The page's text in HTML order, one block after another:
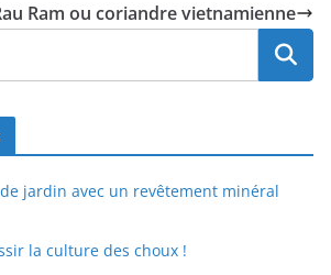
Ram ou coriandre vietnamienne
jardin avec un revêtement minéral
la culture des choux !